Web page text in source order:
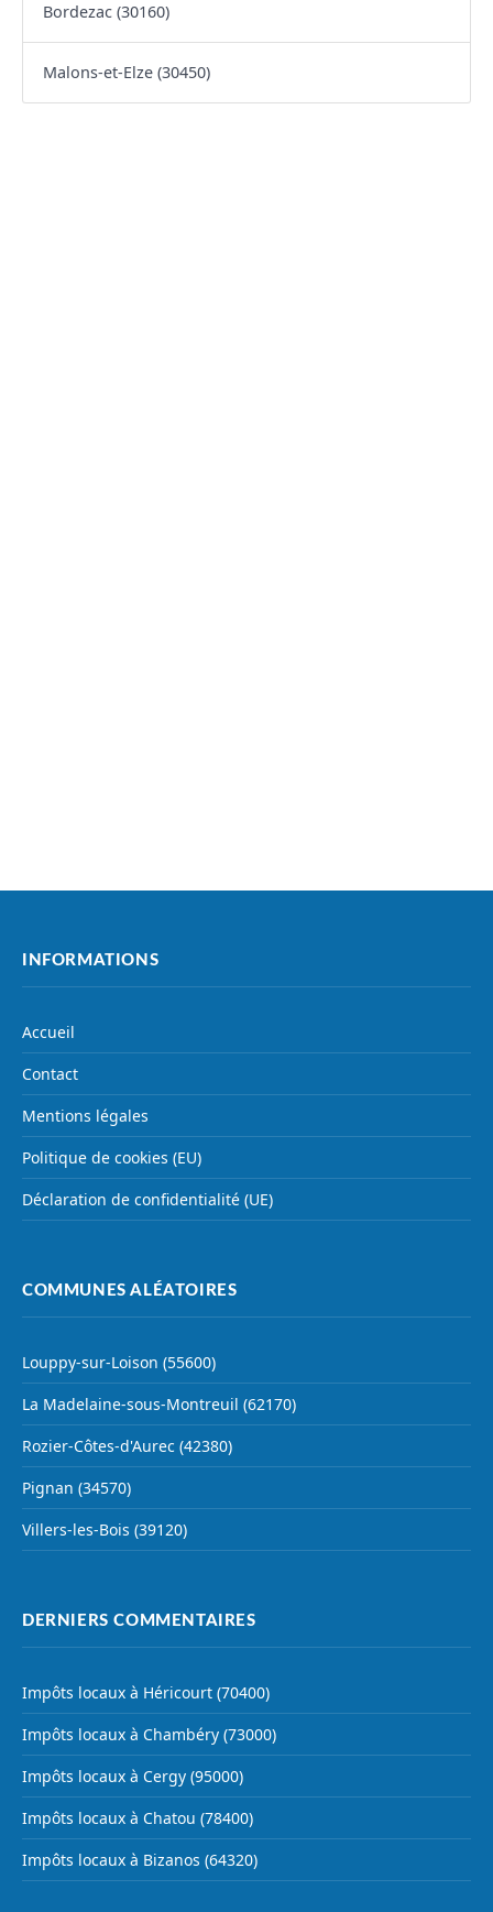
Bordezac (30160)
Malons-et-Elze (30450)
INFORMATIONS
Accueil
Contact
Mentions légales
Politique de cookies (EU)
Déclaration de confidentialité (UE)
COMMUNES ALÉATOIRES
Louppy-sur-Loison (55600)
La Madelaine-sous-Montreuil (62170)
Rozier-Côtes-d'Aurec (42380)
Pignan (34570)
Villers-les-Bois (39120)
DERNIERS COMMENTAIRES
Impôts locaux à Héricourt (70400)
Impôts locaux à Chambéry (73000)
Impôts locaux à Cergy (95000)
Impôts locaux à Chatou (78400)
Impôts locaux à Bizanos (64320)